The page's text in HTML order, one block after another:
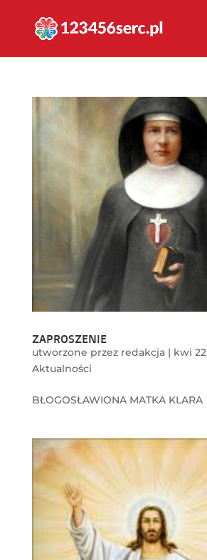
ZAPROSZENIE
utworzone przez redakcja| kwi
Aktualności
BŁOGOSŁAWIONA MATKA KLARA